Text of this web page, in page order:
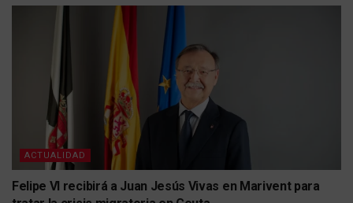
ACTUALIDAD
Felipe VI recibirá a Juan Jesús Vivas en Marivent para